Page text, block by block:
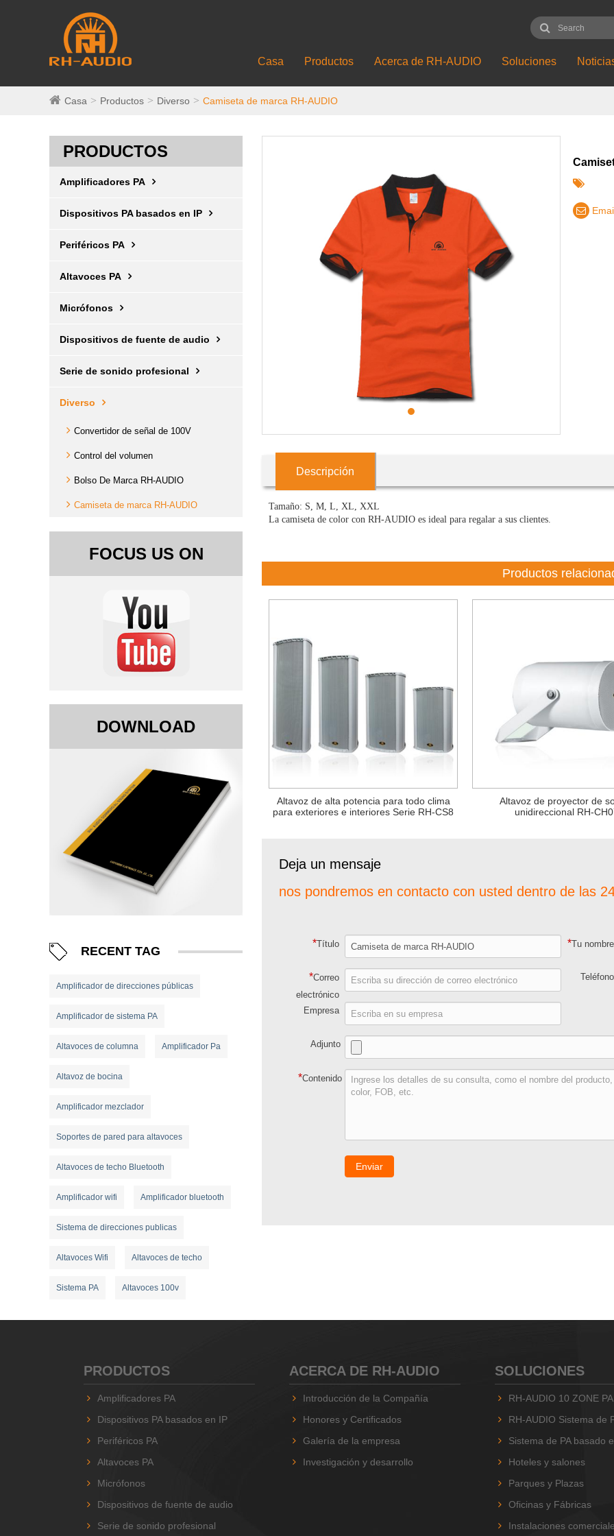
Casa Productos Acerca de RH-AUDIO Soluciones
Casa Productos Diverso Camiseta de marca RH-AUDIO
PRODUCTOS
Amplificadores PA
Dispositivos PA basados ​​en IP
Periféricos PA
Altavoces PA
Micrófonos
Dispositivos de fuente de audio
Serie de sonido profesional
Diverso
Convertidor de señal de 100V
Control del volumen
Bolso De Marca RH-AUDIO
Camiseta de marca RH-AUDIO
FOCUS US ON
DOWNLOAD
RECENT TAG
Amplificador de direcciones públicas
Amplificador de sistema PA
Altavoces de columna Amplificador Pa
Altavoz de bocina
Amplificador mezclador
Soportes de pared para altavoces
Altavoces de techo Bluetooth
Amplificador wifi Amplificador bluetooth
Sistema de direcciones publicas
Altavoces Wifi Altavoces de techo
Sistema PA Altavoces 100v
Descripción
Tamaño: S, M, L, XL, XXL
La camiseta de color con RH-AUDIO es ideal para regalar a sus clientes.
Productos
Altavoz de alta potencia para todo clima
para exteriores e interiores Serie RH-CS8
Altavoz de proyector de
unidireccional RH-
Deja un mensaje
nos pondremos en contacto con usted dentro de las
*Título *Tu nombre
*Correo
electrónico
Teléfono
Empresa
Adjunto
*Contenido
Enviar
PRODUCTOS
Amplificadores PA
Dispositivos PA basados ​​en IP
Periféricos PA
Altavoces PA
Micrófonos
Dispositivos de fuente de audio
Serie de sonido profesional
ACERCA DE RH-AUDIO
Introducción de la Compañía
Honores y Certificados
Galería de la empresa
Investigación y desarrollo
SOLUCIONES
RH-AUDIO 10 ZONE
RH-AUDIO Sistema de PA
Sistema de PA basado en
Hoteles y salones
Parques y Plazas
Oficinas y Fábricas
Instalaciones